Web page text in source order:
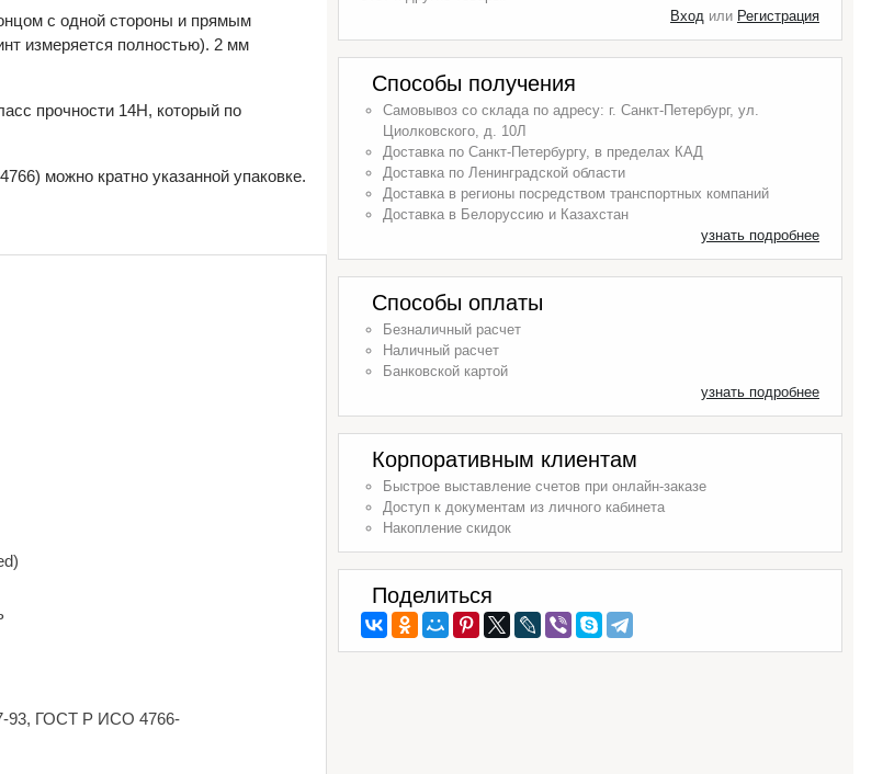
с одной стороны и прямым
измеряется полностью). 2 мм
прочности 14H, который по
можно кратно указанной упаковке.
93, ГОСТ Р ИСО 4766-
Вход или Регистрация
Способы получения
Самовывоз со склада по адресу: г. Санкт-Петербург, ул.
Циолковского, д. 10Л
Доставка по Санкт-Петербургу, в пределах КАД
Доставка по Ленинградской области
Доставка в регионы посредством транспортных компаний
Доставка в Белоруссию и Казахстан
узнать подробнее
Способы оплаты
Безналичный расчет
Наличный расчет
Банковской картой
узнать подробнее
Корпоративным клиентам
Быстрое выставление счетов при онлайн-заказе
Доступ к документам из личного кабинета
Накопление скидок
Поделиться